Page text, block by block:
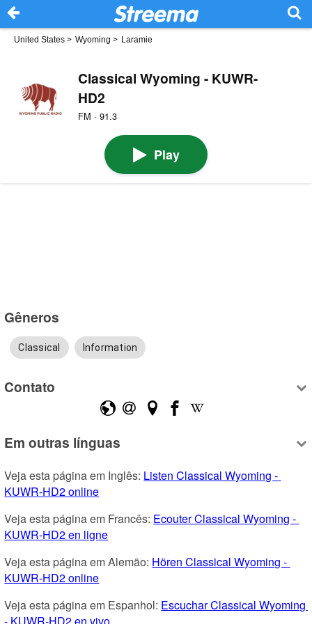
United States > Wyoming > Laramie
Classical Wyoming - KUWR-
HD2
FM · 91.3
Play
Gêneros
Classical Information
Contato
Em outras línguas
Veja esta página em Inglês: Listen Classical Wyoming -
KUWR-HD2 online
Veja esta página em Francês: Ecouter Classical Wyoming -
KUWR-HD2 en ligne
Veja esta página em Alemão: Hören Classical Wyoming -
KUWR-HD2 online
Veja esta página em Espanhol: Escuchar Classical Wyoming
- KUWR-HD2 en vivo